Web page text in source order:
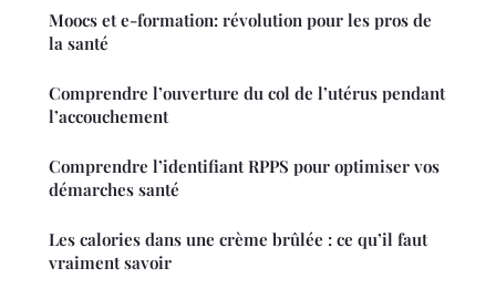
Moocs et e-formation: révolution pour les pros de
la santé
Comprendre l’ouverture du col de l’utérus pendant
l’accouchement
Comprendre l’identifiant RPPS pour optimiser vos
démarches santé
Les calories dans une crème brûlée : ce qu’il faut
vraiment savoir